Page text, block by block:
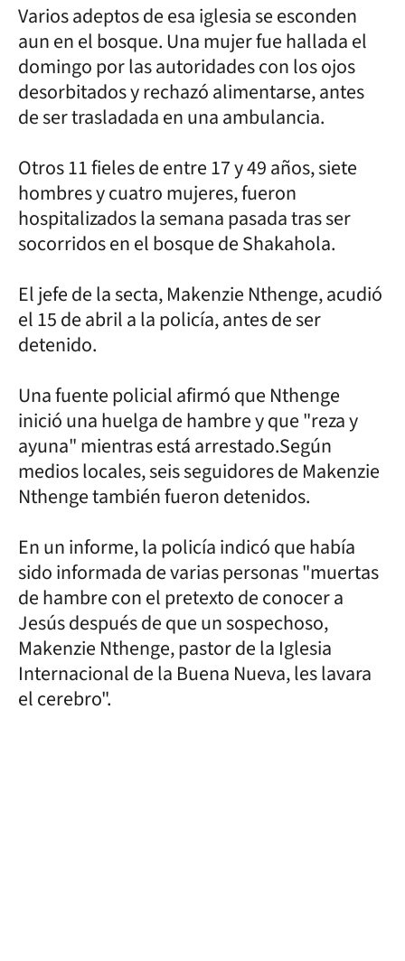
Varios adeptos de esa iglesia se esconden
aun en el bosque. Una mujer fue hallada el
domingo por las autoridades con los ojos
desorbitados y rechazó alimentarse, antes
de ser trasladada en una ambulancia.
Otros 11 fieles de entre 17 y 49 años, siete
hombres y cuatro mujeres, fueron
hospitalizados la semana pasada tras ser
socorridos en el bosque de Shakahola.
El jefe de la secta, Makenzie Nthenge, acudió
el 15 de abril a la policía, antes de ser
detenido.
Una fuente policial afirmó que Nthenge
inició una huelga de hambre y que "reza y
ayuna" mientras está arrestado.Según
medios locales, seis seguidores de Makenzie
Nthenge también fueron detenidos.
En un informe, la policía indicó que había
sido informada de varias personas "muertas
de hambre con el pretexto de conocer a
Jesús después de que un sospechoso,
Makenzie Nthenge, pastor de la Iglesia
Internacional de la Buena Nueva, les lavara
el cerebro".